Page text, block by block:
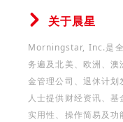
关于晨星
Morningstar, Inc.是
务遍及北美、欧洲、
金管理公司、退休计
人士提供财经资讯、
实用性、操作简易及